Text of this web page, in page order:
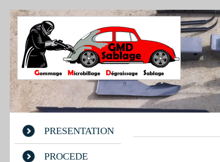
PRESENTATION
PROCEDE